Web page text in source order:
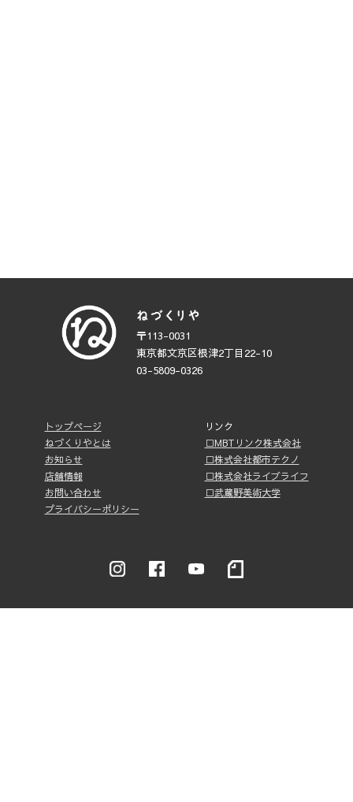
〒113-0031
東京都文京区根津2丁目22-10
03-5809-0326
トップページ
ねづくりやとは
お知らせ
店舗情報
お問い合わせ
プライバシーポリシー
リンク
□MBTリンク株式会社
□株式会社都市テクノ
□株式会社ライブライフ
□武蔵野美術大学